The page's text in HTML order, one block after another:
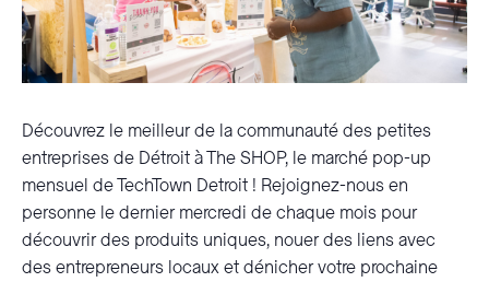
Découvrez le meilleur de la communauté des petites
entreprises de Détroit à The SHOP, le marché pop-up
mensuel de TechTown Detroit ! Rejoignez-nous en
personne le dernier mercredi de chaque mois pour
découvrir des produits uniques, nouer des liens avec
des entrepreneurs locaux et dénicher votre prochaine